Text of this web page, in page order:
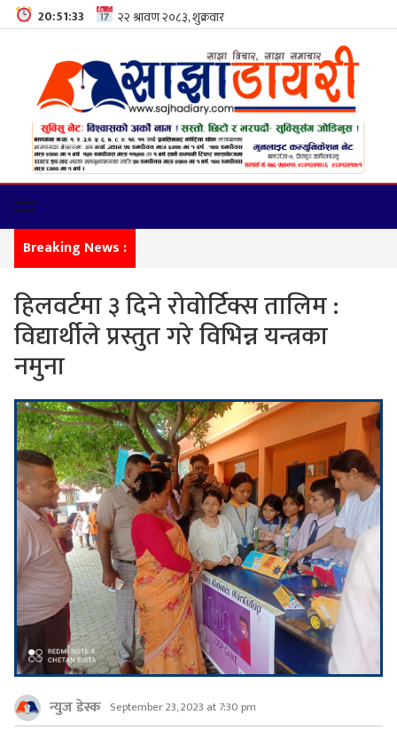
20:51:34
Breaking News :
हिलवर्टमा ३ दिने रोवोर्टिक्स तालिम :
विद्यार्थीले प्रस्तुत गरे विभिन्न यन्त्रका
नमुना
न्युज डेस्क September 23, 2023 at 7:30 pm